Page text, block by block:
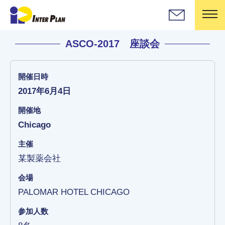
ASCO-2017 座談会
開催日時
2017年6月4日
開催地
Chicago
主催
某製薬会社
会場
PALOMAR HOTEL CHICAGO
参加人数